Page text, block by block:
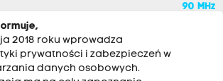
90 MHz
2018 roku wprowadza
prywatności i zabezpieczeń w
danych osobowych.